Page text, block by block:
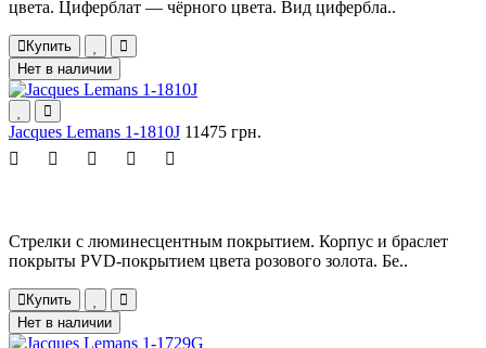
цвета. Циферблат — чёрного цвета. Вид цифербла..
Купить
Нет в наличии
Jacques Lemans 1-1810J 11475 грн.
Стрелки с люминесцентным покрытием. Корпус и браслет
покрыты PVD-покрытием цвета розового золота. Бе..
Купить
Нет в наличии